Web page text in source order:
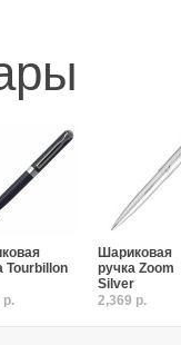
Tourbillon
р.
Шариковая
ручка Zoom
Silver
2,369 р.